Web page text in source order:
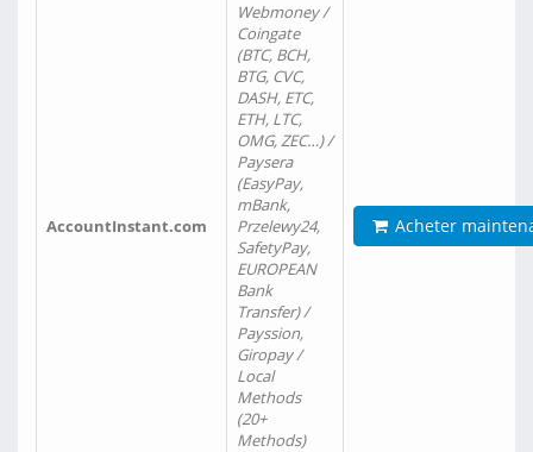
AccountInstant.com
Webmoney /
Coingate
(BTC, BCH,
BTG, CVC,
DASH, ETC,
ETH, LTC,
OMG, ZEC…) /
Paysera
(EasyPay,
mBank,
Przelewy24,
SafetyPay,
EUROPEAN
Bank
Transfer) /
Payssion,
Giropay /
Local
Methods
(20+
Methods)
Acheter